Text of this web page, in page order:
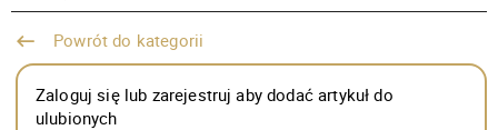
Powrót do kategorii
Zaloguj się lub zarejestruj aby dodać artykuł do
ulubionych